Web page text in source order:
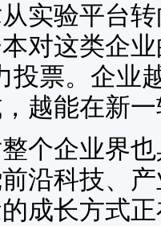
实验平台
对这类企
投票。企业
越能在新
企业界也
沿科技、
成长方式